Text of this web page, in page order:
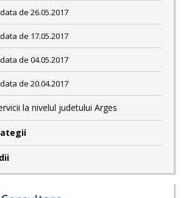
de 26.05.2017
de 17.05.2017
de 04.05.2017
de 20.04.2017
la nivelul judetului Arges